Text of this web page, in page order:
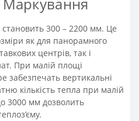
300 – 2200 мм. Це
як для панорамного
центрів, так і
При малій площі
забезпечать вертикальні
кількість тепла при малій
3000 мм дозволить